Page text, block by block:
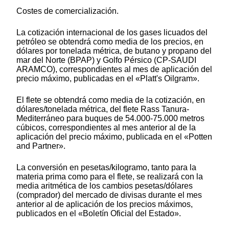
Costes de comercialización.
La cotización internacional de los gases licuados del
petróleo se obtendrá como media de los precios, en
dólares por tonelada métrica, de butano y propano del
mar del Norte (BPAP) y Golfo Pérsico (CP-SAUDI
ARAMCO), correspondientes al mes de aplicación del
precio máximo, publicadas en el «Platt's Oilgram».
El flete se obtendrá como media de la cotización, en
dólares/tonelada métrica, del flete Rass Tanura-
Mediterráneo para buques de 54.000-75.000 metros
cúbicos, correspondientes al mes anterior al de la
aplicación del precio máximo, publicada en el «Potten
and Partner».
La conversión en pesetas/kilogramo, tanto para la
materia prima como para el flete, se realizará con la
media aritmética de los cambios pesetas/dólares
(comprador) del mercado de divisas durante el mes
anterior al de aplicación de los precios máximos,
publicados en el «Boletín Oficial del Estado».